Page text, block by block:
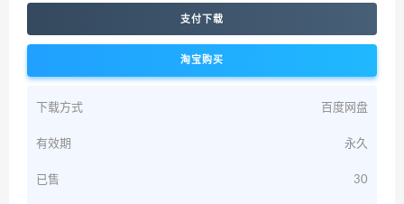
支付下载
淘宝购买
下载方式 百度网盘
有效期 永久
已售 30